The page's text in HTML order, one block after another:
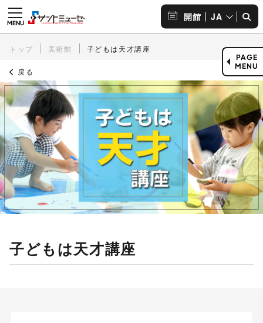
開館 JA
トップ 美術館 子どもは天才講座
戻る
子どもは天才講座
PAGE
MENU